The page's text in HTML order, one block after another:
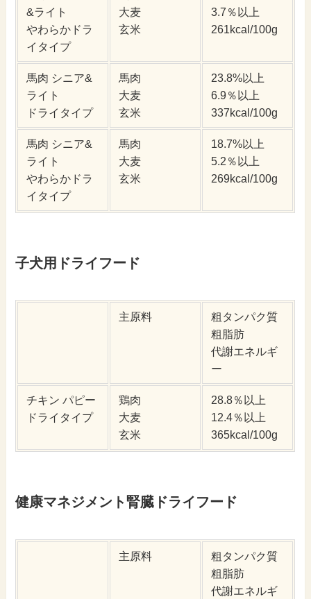
&ライト
やわらかドラ
イタイプ
大麦
玄米
3.7％以上
261kcal/100g
馬肉 シニア&
ライト
ドライタイプ
馬肉
大麦
玄米
23.8%以上
6.9％以上
337kcal/100g
馬肉 シニア&
ライト
やわらかドラ
イタイプ
馬肉
大麦
玄米
18.7%以上
5.2％以上
269kcal/100g
子犬用ドライフード
主原料
粗タンパク質
粗脂肪
代謝エネルギ
ー
チキン パピー
ドライタイプ
鶏肉
大麦
玄米
28.8％以上
12.4％以上
365kcal/100g
健康マネジメント腎臓ドライフード
主原料
粗タンパク質
粗脂肪
代謝エネルギ